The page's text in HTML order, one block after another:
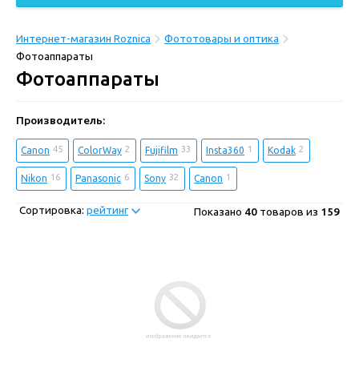
Интернет-магазин Roznica
Фототовары и оптика
Фотоаппараты
Фотоаппараты
Производитель:
Canon 45 ColorWay 2 Fujifilm 33 Insta360 1 Kodak 2
Nikon 16 Panasonic 6 Sony 32 Сanon 1
Сортировка: рейтинг Показано 40 товаров из 159